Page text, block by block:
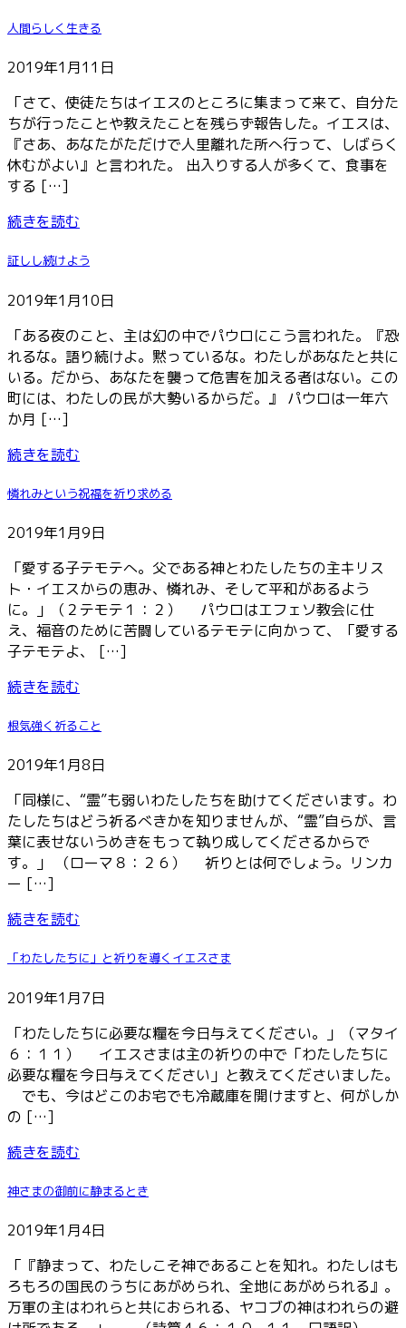
人間らしく生きる
2019年1月11日
「さて、使徒たちはイエスのところに集まって来て、自分た
ちが行ったことや教えたことを残らず報告した。イエスは、
『さあ、あなたがただけで人里離れた所へ行って、しばらく
休むがよい』と言われた。 出入りする人が多くて、食事を
する […]
続きを読む
証しし続けよう
2019年1月10日
「ある夜のこと、主は幻の中でパウロにこう言われた。『恐
れるな。語り続けよ。黙っているな。わたしがあなたと共に
いる。だから、あなたを襲って危害を加える者はない。この
町には、わたしの民が大勢いるからだ。』 パウロは一年六
か月 […]
続きを読む
憐れみという祝福を祈り求める
2019年1月9日
「愛する子テモテへ。父である神とわたしたちの主キリス
ト・イエスからの恵み、憐れみ、そして平和があるよう
に。」（２テモテ１：２） パウロはエフェソ教会に仕
え、福音のために苦闘しているテモテに向かって、「愛する
子テモテよ、 […]
続きを読む
根気強く祈ること
2019年1月8日
「同様に、“霊”も弱いわたしたちを助けてくださいます。わ
たしたちはどう祈るべきかを知りませんが、“霊”自らが、言
葉に表せないうめきをもって執り成してくださるからで
す。」 （ローマ８：２６） 祈りとは何でしょう。リンカ
ー […]
続きを読む
「わたしたちに」と祈りを導くイエスさま
2019年1月7日
「わたしたちに必要な糧を今日与えてください。」（マタイ
６：１１） イエスさまは主の祈りの中で「わたしたちに
必要な糧を今日与えてください」と教えてくださいました。
でも、今はどこのお宅でも冷蔵庫を開けますと、何がしか
の […]
続きを読む
神さまの御前に静まるとき
2019年1月4日
「『静まって、わたしこそ神であることを知れ。わたしはも
ろもろの国民のうちにあがめられ、全地にあがめられる』。
万軍の主はわれらと共におられる、ヤコブの神はわれらの避